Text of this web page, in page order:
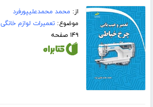
از: محمد محمدعلیپورفرد
موضوع:تعمیرات لوازم خانگی
۱۴۹ صفحه